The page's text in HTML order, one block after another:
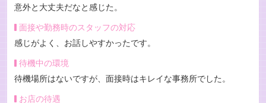
意外と大丈夫だなと感じた。
面接や勤務時のスタッフの対応
感じがよく、お話しやすかったです。
待機中の環境
待機場所はないですが、面接時はキレイな事務所でした。
お店の待遇